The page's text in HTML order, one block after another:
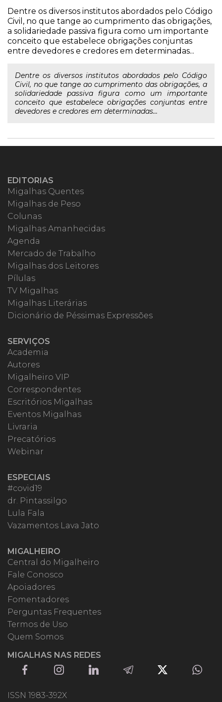
Dentre os diversos institutos abordados pelo Código
Civil, no que tange ao cumprimento das obrigações,
a solidariedade passiva figura como um importante
conceito que estabelece obrigações conjuntas
entre devedores e credores em determinadas...
Dentre os diversos institutos abordados pelo Código
Civil, no que tange ao cumprimento das obrigações, a
solidariedade passiva figura como um importante
conceito que estabelece obrigações conjuntas entre
devedores e credores em determinadas...
EDITORIAS
Migalhas Quentes
Migalhas de Peso
Colunas
Migalhas Amanhecidas
Agenda
Mercado de Trabalho
Migalhas dos Leitores
Pílulas
TV Migalhas
Migalhas Literárias
Dicionário de Péssimas Expressões
SERVIÇOS
Academia
Autores
Migalheiro VIP
Correspondentes
Escritórios Migalhas
Eventos Migalhas
Livraria
Precatórios
Webinar
ESPECIAIS
#covid19
dr. Pintassilgo
Lula Fala
Vazamentos Lava Jato
MIGALHEIRO
Central do Migalheiro
Fale Conosco
Apoiadores
Fomentadores
Perguntas Frequentes
Termos de Uso
Quem Somos
MIGALHAS NAS REDES
ISSN 1983-392X